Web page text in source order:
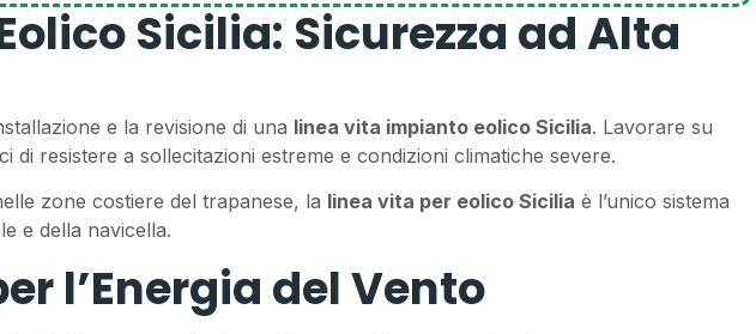
Sicilia: Sicurezza ad Alta
e la revisione di una linea vita impianto eolico Sicilia. Lavorare su
resistere a sollecitazioni estreme e condizioni climatiche severe.
zone costiere del trapanese, la linea vita per eolico Sicilia è l’unico sistema
e della navicella.
l’Energia del Vento